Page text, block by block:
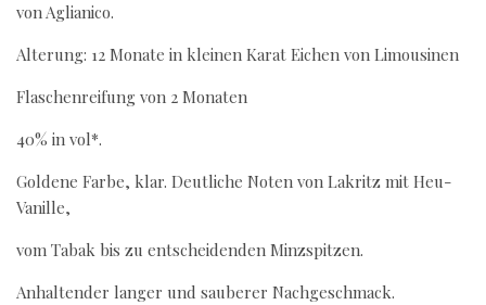
von Aglianico.
Alterung: 12 Monate in kleinen Karat Eichen von Limousinen
Flaschenreifung von 2 Monaten
40% in vol*.
Goldene Farbe, klar. Deutliche Noten von Lakritz mit Heu-
Vanille,
vom Tabak bis zu entscheidenden Minzspitzen.
Anhaltender langer und sauberer Nachgeschmack.